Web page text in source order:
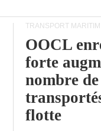
TRANSPORT
OOCL
forte
nombre
flotte